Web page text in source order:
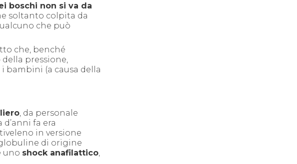
boschi non si va da
soltanto colpita da
che può
che, benché
pressione,
i bambini (a causa della
, da personale
fa era
in versione
di origine
uno shock anafilattico,